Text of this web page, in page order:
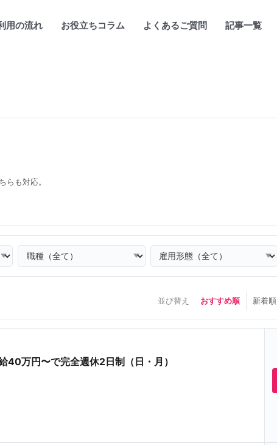
用の流れ お役立ちコラム よくあるご質問 記事一覧
らも対応。
並び替え おすすめ順 新着順
40万円〜で完全週休2日制（日・月）